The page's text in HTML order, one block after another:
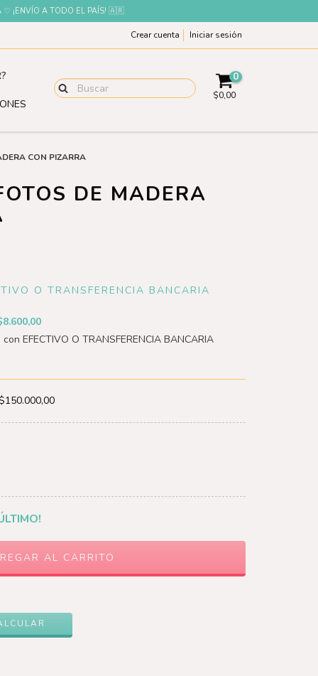
♡ ¡ENVÍO A TODO EL PAÍS! 🇦🇷
Crear cuenta Iniciar sesión
0
$0,00
CON PIZARRA
DE MADERA
O TRANSFERENCIA BANCARIA
EFECTIVO O TRANSFERENCIA BANCARIA